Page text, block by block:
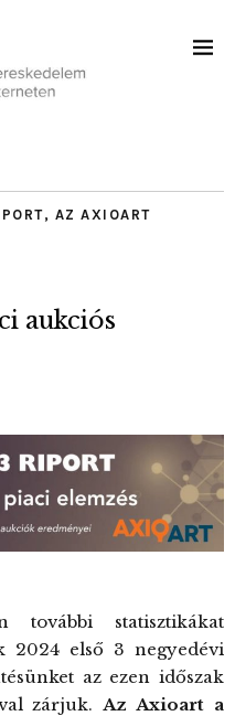
, AZ AXIOART
aukciós
további statisztikákat
2024 első 3 negyedévi
az ezen időszak
zárjuk. Az Axioart a